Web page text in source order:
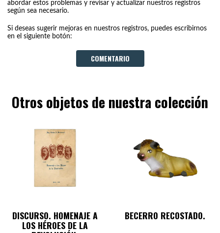
abordar estos problemas y revisar y actualizar nuestros registros
según sea necesario.
Si deseas sugerir mejoras en nuestros registros, puedes escribirnos
en el siguiente botón:
COMENTARIO
Otros objetos de nuestra colección
DISCURSO. HOMENAJE A
LOS HÉROES DE LA
BECERRO RECOSTADO.